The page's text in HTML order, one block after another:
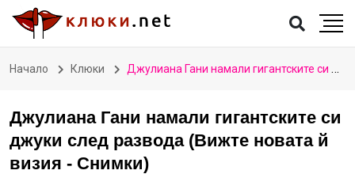
Начало Клюки Джулиана Гани намали гигантските си джуки след развода (Вижте новата й визия - Снимки)
Джулиана Гани намали гигантските си
джуки след развода (Вижте новата й
визия - Снимки)